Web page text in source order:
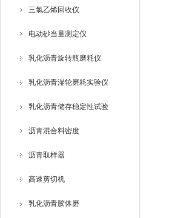
三氯乙烯回收仪
电动砂当量测定仪
乳化沥青旋转瓶磨耗仪
乳化沥青湿轮磨耗实验仪
乳化沥青储存稳定性试验
沥青混合料密度
沥青取样器
高速剪切机
乳化沥青胶体磨